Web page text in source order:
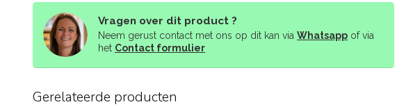
Vragen over dit product ?
Neem gerust contact met ons op dit kan via Whatsapp of via
het Contact formulier
Gerelateerde producten